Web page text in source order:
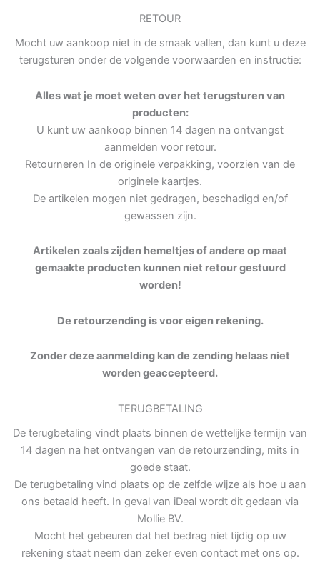
RETOUR
Mocht uw aankoop niet in de smaak vallen, dan kunt u deze
terugsturen onder de volgende voorwaarden en instructie:
Alles wat je moet weten over het terugsturen van
producten:
U kunt uw aankoop binnen 14 dagen na ontvangst
aanmelden voor retour.
Retourneren In de originele verpakking, voorzien van de
originele kaartjes.
De artikelen mogen niet gedragen, beschadigd en/of
gewassen zijn.
Artikelen zoals zijden hemeltjes of andere op maat
gemaakte producten kunnen niet retour gestuurd
worden!
De retourzending is voor eigen rekening.
Zonder deze aanmelding kan de zending helaas niet
worden geaccepteerd.
TERUGBETALING
De terugbetaling vindt plaats binnen de wettelijke termijn van
14 dagen na het ontvangen van de retourzending, mits in
goede staat.
De terugbetaling vind plaats op de zelfde wijze als hoe u aan
ons betaald heeft. In geval van iDeal wordt dit gedaan via
Mollie BV.
Mocht het gebeuren dat het bedrag niet tijdig op uw
rekening staat neem dan zeker even contact met ons op.